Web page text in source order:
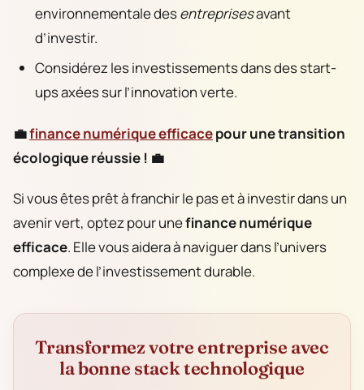
environnementale desentreprisesavant
d’investir.
Considérez les investissements dans des start-
ups axées sur l’innovation verte.
💼finance numérique efficacepour une transition
écologique réussie ! 💼
Si vous êtes prêt à franchir le pas et à investir dans un
avenir vert, optez pour unefinance numérique
efficace. Elle vous aidera à naviguer dans l’univers
complexe de l’investissement durable.
Transformez votre entreprise avec
la bonne stack technologique